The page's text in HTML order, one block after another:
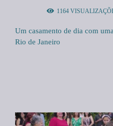
1164
Um casamento de dia com
Rio de Janeiro